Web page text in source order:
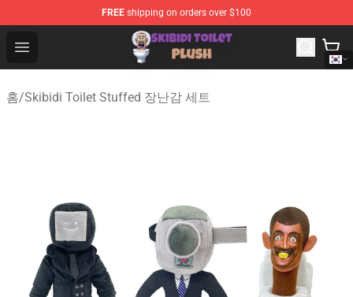
FREE shipping on orders over $100
Open menu
Skibidi Toilet Plush Shop - Official Skibidi Toilet Plush
홈/Skibidi Toilet Stuffed 장난감 세트